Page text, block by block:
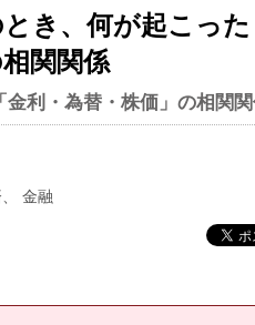
とき、何が起こっ
関関係
利・為替・株価」の相関
金融